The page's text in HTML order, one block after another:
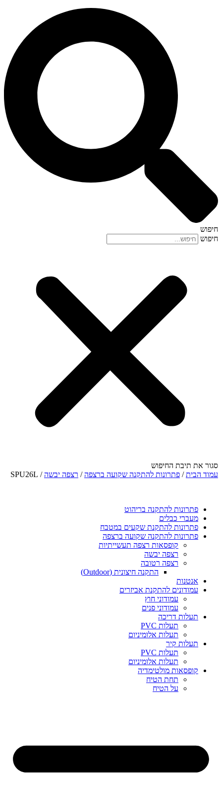
חיפוש
חיפוש
סגור את תיבת החיפוש
עמוד הבית/ פתרונות להתקנה שקועה ברצפה/ רצפה יבשה/ SPU26L
פתרונות להתקנה בריהוט
מעברי כבלים
פתרונות להתקנת שקעים במטבח
פתרונות להתקנה שקועה ברצפה
קופסאות רצפה תעשייתיות
רצפה יבשה
רצפה רטובה
התקנה חיצונית (Outdoor)
אנטנות
עמודונים להתקנת אביזרים
עמודוני חוץ
עמודוני פנים
תעלות דריכה
תעלות PVC
תעלות אלומיניום
תעלות קיר
תעלות PVC
תעלות אלומיניום
קופסאות מולטימדיה
תחת הטיח
על הטיח